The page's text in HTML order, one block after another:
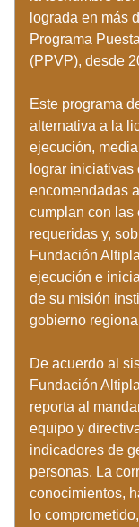
lograda en más
Programa
(PPVP), desde
Este programa
alternativa a la
ejecución,
lograr
encomendadas
cumplan con las
requeridas y,
Fundación
ejecución e
de su misión
gobierno
De acuerdo al
Fundación
reporta al
equipo y
indicadores de
personas. La
conocimientos,
lo